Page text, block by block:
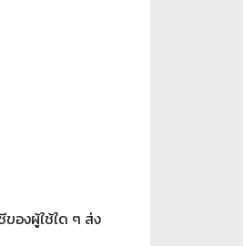
องผู้ใช้ใด ๆ ส่ง